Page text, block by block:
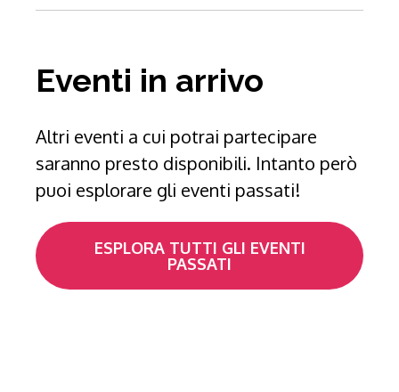
Eventi in arrivo
Altri eventi a cui potrai partecipare
saranno presto disponibili. Intanto però
puoi esplorare gli eventi passati!
ESPLORA TUTTI GLI EVENTI
PASSATI